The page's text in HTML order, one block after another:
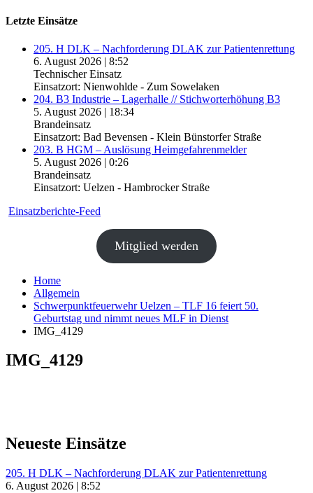
Letzte Einsätze
205. H DLK – Nachforderung DLAK zur Patientenrettung
6. August 2026 | 8:52
Technischer Einsatz
Einsatzort: Nienwohlde - Zum Sowelaken
204. B3 Industrie – Lagerhalle // Stichworterhöhung B3
5. August 2026 | 18:34
Brandeinsatz
Einsatzort: Bad Bevensen - Klein Bünstorfer Straße
203. B HGM – Auslösung Heimgefahrenmelder
5. August 2026 | 0:26
Brandeinsatz
Einsatzort: Uelzen - Hambrocker Straße
Einsatzberichte-Feed
Mitglied werden
Home
Allgemein
Schwerpunktfeuerwehr Uelzen – TLF 16 feiert 50.
Geburtstag und nimmt neues MLF in Dienst
IMG_4129
IMG_4129
Neueste Einsätze
205. H DLK – Nachforderung DLAK zur Patientenrettung
6. August 2026 | 8:52